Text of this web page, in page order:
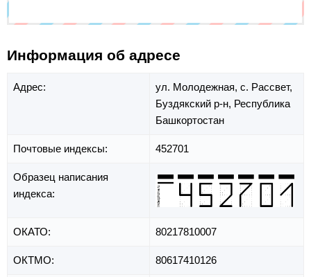
Информация об адресе
Адрес: ул. Молодежная, с. Рассвет,
Буздякский р-н, Республика
Башкортостан
Почтовые индексы: 452701
Образец написания
индекса:
ОКАТО: 80217810007
ОКТМО: 80617410126